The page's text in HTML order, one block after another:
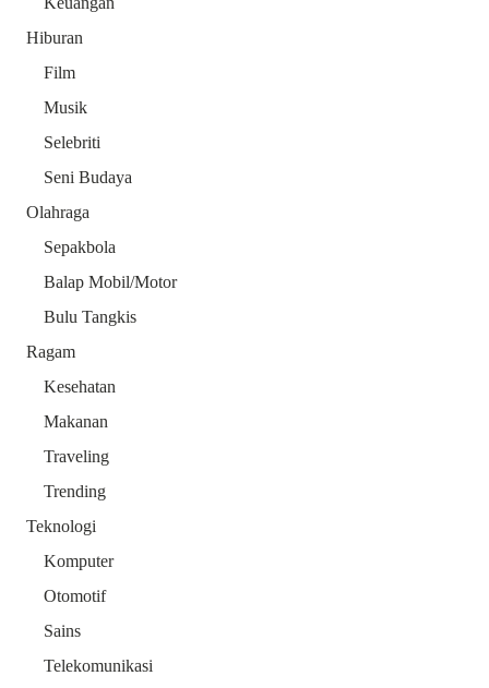
Hiburan
Film
Musik
Selebriti
Seni Budaya
Olahraga
Sepakbola
Balap Mobil/Motor
Bulu Tangkis
Ragam
Kesehatan
Makanan
Traveling
Trending
Teknologi
Komputer
Otomotif
Sains
Telekomunikasi